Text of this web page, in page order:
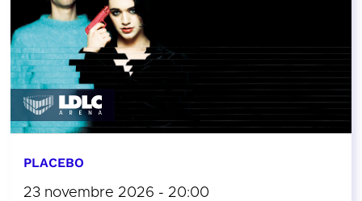
PLACEBO
23 novembre 2026 - 20:00